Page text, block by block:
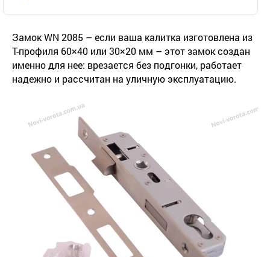
Замок WN 2085 – если ваша калитка изготовлена ​​из
Т-профиля 60×40 или 30×20 мм – этот замок создан
именно для нее: врезается без подгонки, работает
надежно и рассчитан на уличную эксплуатацию.